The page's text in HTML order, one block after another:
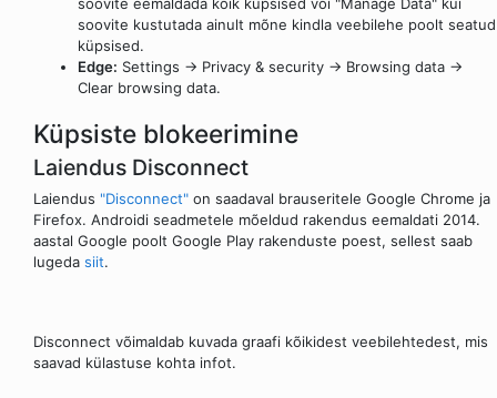
soovite eemaldada kõik küpsised või "Manage Data" kui
soovite kustutada ainult mõne kindla veebilehe poolt seatud
küpsised.
Edge: Settings -> Privacy & security -> Browsing data ->
Clear browsing data.
Küpsiste blokeerimine
Laiendus Disconnect
Laiendus "Disconnect" on saadaval brauseritele Google Chrome ja
Firefox. Androidi seadmetele mõeldud rakendus eemaldati 2014.
aastal Google poolt Google Play rakenduste poest, sellest saab
lugeda siit.
Disconnect võimaldab kuvada graafi kõikidest veebilehtedest, mis
saavad külastuse kohta infot.